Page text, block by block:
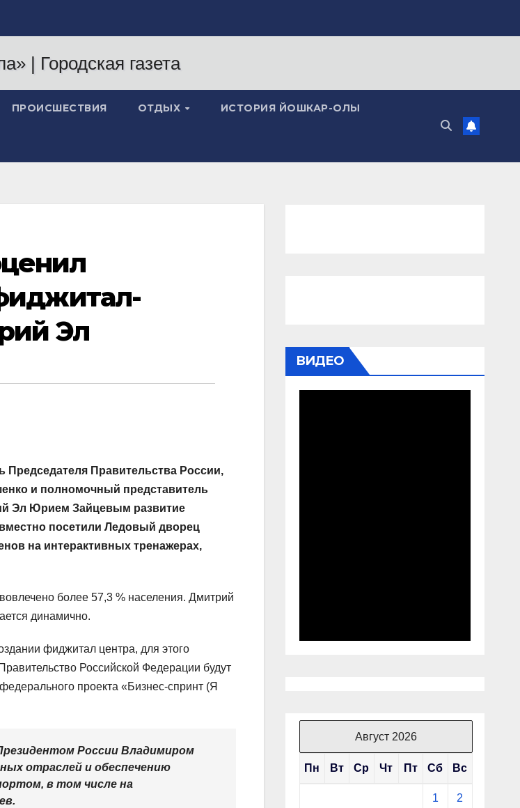
ПРОИСШЕСТВИЯ ОТДЫХ ИСТОРИЯ ЙОШКАР-ОЛЫ
Эл
Председателя Правительства России,
и полномочный представитель
Эл Юрием Зайцевым развитие
посетили Ледовый дворец
на интерактивных тренажерах,
более 57,3 % населения. Дмитрий
динамично.
фиджитал центра, для этого
Российской Федерации будут
проекта «Бизнес-спринт (Я
России Владимиром
отраслей и обеспечению
в том числе на
ВИДЕО
Август 2026
Пн Вт Ср Чт Пт Сб Вс
1 2